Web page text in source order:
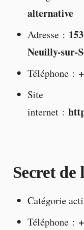
alternative
Adresse :
Neuilly-sur-
Téléphone :
Site
internet :
Secret de
Catégorie
Téléphone :